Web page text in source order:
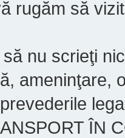
rugăm să
nu scrieţi
ameninţare,
ÎN